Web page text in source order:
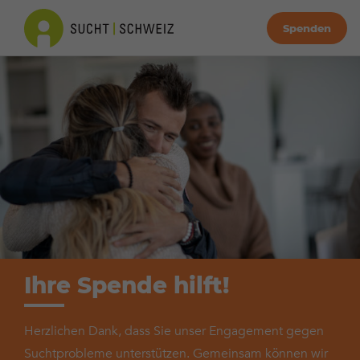
Spenden
Ihre Spende hilft!
Herzlichen Dank, dass Sie unser Engagement gegen
Suchtprobleme unterstützen. Gemeinsam können wir